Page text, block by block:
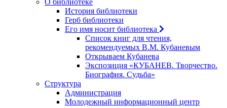
О библиотеке
История библиотеки
Герб библиотеки
Его имя носит библиотека
Список книг для чтения,
рекомендуемых В.М. Кубаневым
Открываем Кубанева
Экспозиция «КУБАНЕВ. Творчество.
Биография. Судьба»
Структура
Администрация
Молодежный информационный центр